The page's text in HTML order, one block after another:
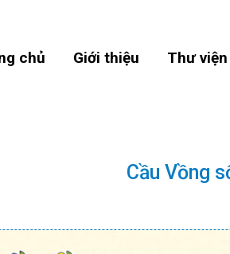
chủ Giới thiệu Thư
Cầu Vồng